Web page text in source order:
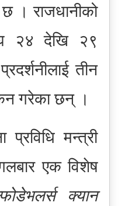
। राजधानीको
२४ देखि २९
तीन
गरेका छन् ।
मन्त्री
एक विशेष
क्यान